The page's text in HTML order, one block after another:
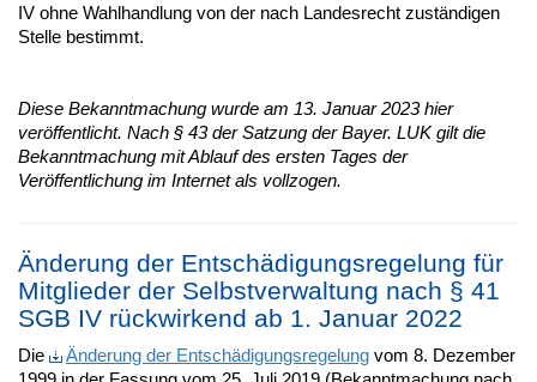
IV ohne Wahlhandlung von der nach Landesrecht zuständigen
Stelle bestimmt.
Diese Bekanntmachung wurde am 13. Januar 2023 hier
veröffentlicht. Nach § 43 der Satzung der Bayer. LUK gilt die
Bekanntmachung mit Ablauf des ersten Tages der
Veröffentlichung im Internet als vollzogen.
Änderung der Entschädigungsregelung für
Mitglieder der Selbstverwaltung nach § 41
SGB IV rückwirkend ab 1. Januar 2022
Die Änderung der Entschädigungsregelung vom 8. Dezember